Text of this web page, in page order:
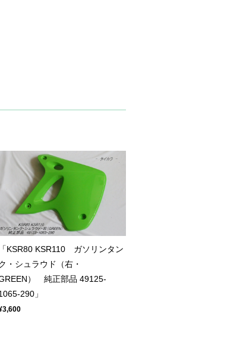
「KSR80 KSR110 ガソリンタン
・シュラウド（右・
） 純正部品 49125-
290」